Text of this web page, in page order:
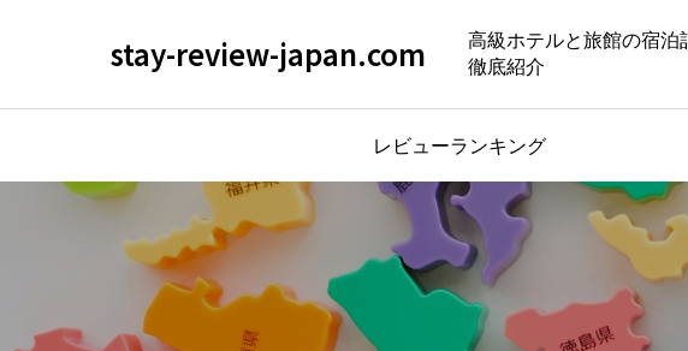
stay-review-japan.com
高級ホテルと旅館の宿泊
徹底紹介
レビューランキング